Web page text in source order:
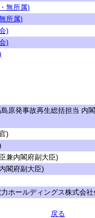
無所属)
所属)
)
)
原発事故再生総括担当 内
)
兼内閣府副大臣)
閣府副大臣)
ホールディングス株式会
戻る